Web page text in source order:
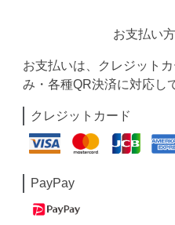
お支払い
お支払いは、クレジット
み・各種QR決済に対応し
クレジットカード
PayPay